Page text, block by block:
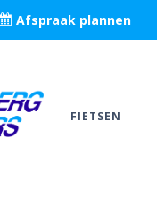
Afspraak plannen
FIETSEN